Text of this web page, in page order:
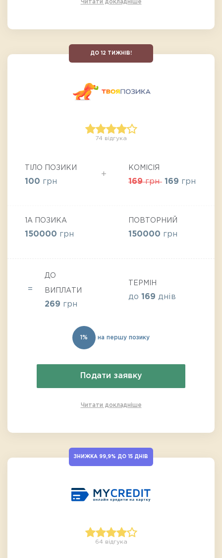
Читати докладніше
ДО 12 ТИЖНІВ!
74 відгука
ТІЛО ПОЗИКИ
100 грн
КОМІСІЯ
169грн 169 грн
ДО
ВИПЛАТИ
269 грн
1А ПОЗИКА
150000 грн
ПОВТОРНИЙ
150000 грн
ТЕРМІН
до 169 днів
1% на першу позику
Подати заявку
Читати докладніше
ЗНИЖКА 99,9% ДО 15 ДНІВ
64 відгука